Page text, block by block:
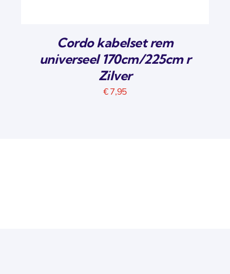
Cordo kabelset rem
universeel 170cm/225cm r
Zilver
€7,95